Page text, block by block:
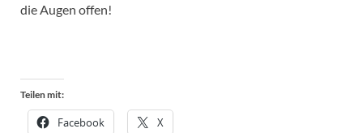
die Augen offen!
Teilen mit:
Facebook X